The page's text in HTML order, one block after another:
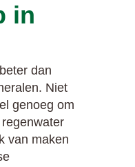
in
dan
Niet
genoeg om
van maken